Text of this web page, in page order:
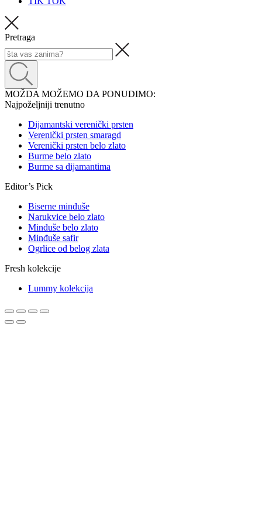
Pretraga
MOŽDA MOŽEMO DA PONUDIMO:
Najpoželjniji trenutno
Dijamantski verenički prsten
Verenički prsten smaragd
Verenički prsten belo zlato
Burme belo zlato
Burme sa dijamantima
Editor’s Pick
Biserne minđuše
Narukvice belo zlato
Minđuše belo zlato
Minđuše safir
Ogrlice od belog zlata
Fresh kolekcije
Lummy kolekcija